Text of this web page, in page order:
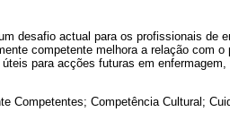
desafio actual para os profissionais de
competente melhora a relação com
para acções futuras em
Competentes; Competência Cultural;